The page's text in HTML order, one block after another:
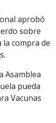
aprobó
sobre
compra de
Asamblea
pueda
Vacunas